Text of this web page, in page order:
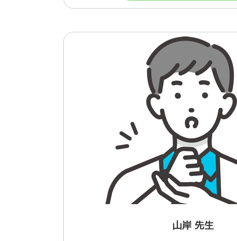
山岸 先生